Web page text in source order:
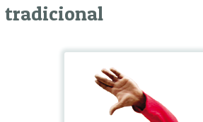
tradicional